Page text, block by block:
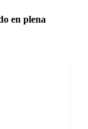
en plena